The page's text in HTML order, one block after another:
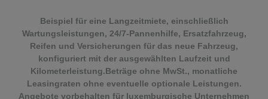
Beispiel für eine Langzeitmiete, einschließlich
Wartungsleistungen, 24/7-Pannenhilfe, Ersatzfahrzeug,
Reifen und Versicherungen für das neue Fahrzeug,
konfiguriert mit der ausgewählten Laufzeit und
Kilometerleistung.Beträge ohne MwSt., monatliche
Leasingraten ohne eventuelle optionale Leistungen.
Angebote vorbehalten für luxemburgische Unternehmen